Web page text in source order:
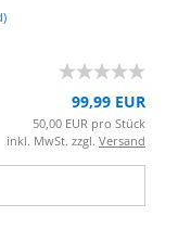
99,99 EUR
50,00 EUR pro Stück
inkl. MwSt. zzgl. Versand